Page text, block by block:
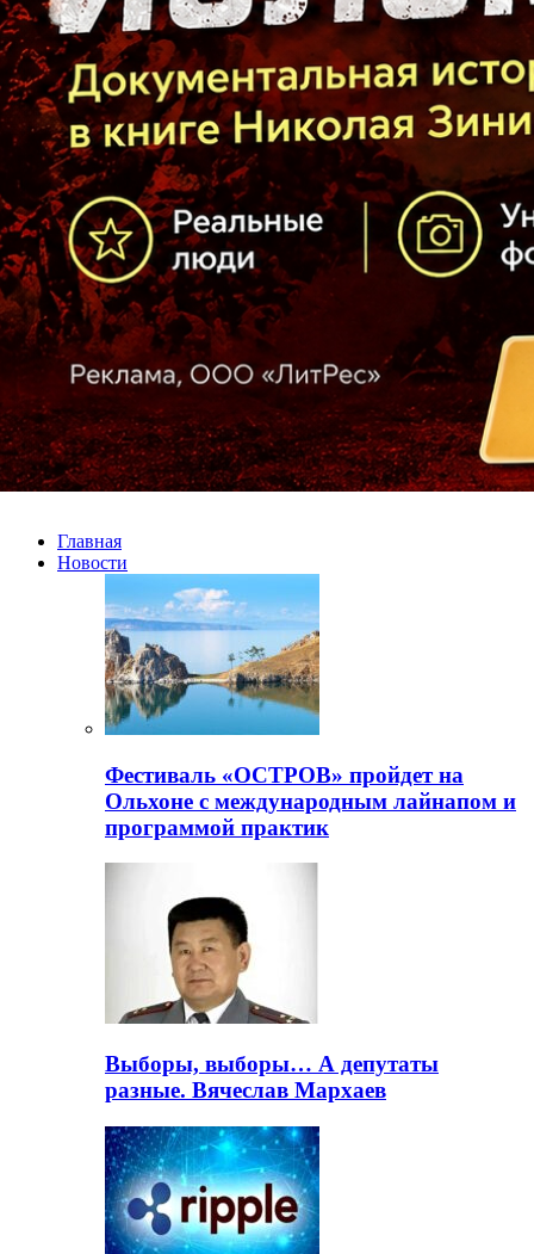
Главная
Новости
Фестиваль «ОСТРОВ» пройдет на
Ольхоне с международным лайнапом и
программой практик
Выборы, выборы… А депутаты
разные. Вячеслав Мархаев